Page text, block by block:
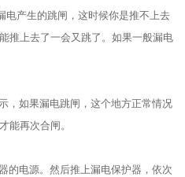
产生的跳闸，这时候你是推不上去
推上去了一会又跳了。如果一般漏电
，如果漏电跳闸，这个地方正常情况
能再次合闸。
的电源。然后推上漏电保护器，依次